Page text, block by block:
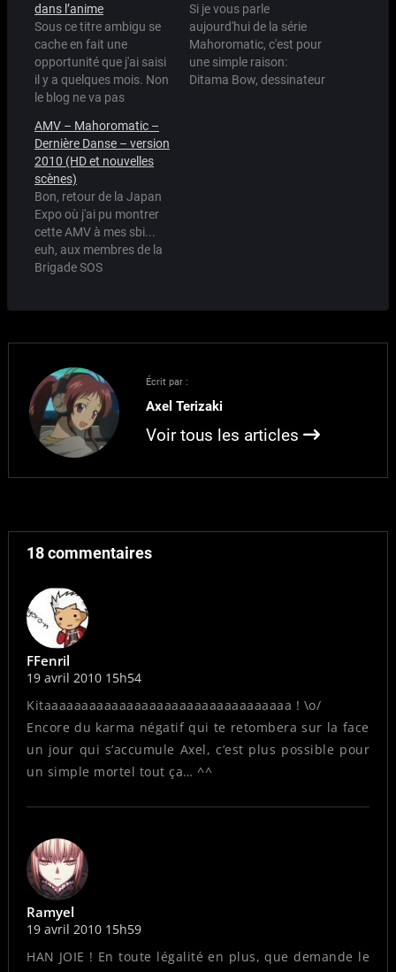
dans l’anime
Sous ce titre ambigu se
cache en fait une
opportunité que j'ai saisi
il y a quelques mois. Non
le blog ne va pas
ou quoi que ce soit de
stupide, mais Meido-
Rando va devenir éditeur
d'anime. Hé oui! Il se
trouve que suite à la…
Si je vous parle
aujourd'hui de la série
Mahoromatic, c'est pour
une simple raison:
Ditama Bow, dessinateur
AMV – Mahoromatic –
Dernière Danse – version
2010 (HD et nouvelles
scènes)
Bon, retour de la Japan
Expo où j'ai pu montrer
cette AMV à mes sbi...
euh, aux membres de la
Brigade SOS
longtemps, et pour
cause, ça faisait 7 ans
que je…
Écrit par :
Axel Terizaki
Voir tous les articles
18 commentaires
FFenril
19 avril 2010 15h54
Kitaaaaaaaaaaaaaaaaaaaaaaaaaaaaaaaaa ! \o/
Encore du karma négatif qui te retombera sur la face
un jour qui s’accumule Axel, c’est plus possible pour
un simple mortel tout ça… ^^
Ramyel
19 avril 2010 15h59
HAN JOIE ! En toute légalité en plus, que demande le